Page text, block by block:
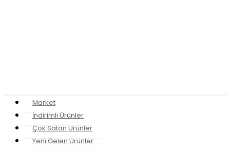
Market
İndirimli Ürünler
Çok Satan Ürünler
Yeni Gelen Ürünler